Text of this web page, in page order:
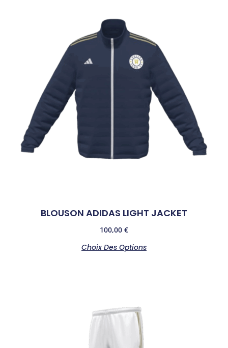
BLOUSON ADIDAS LIGHT JACKET
100,00 €
Choix Des Options